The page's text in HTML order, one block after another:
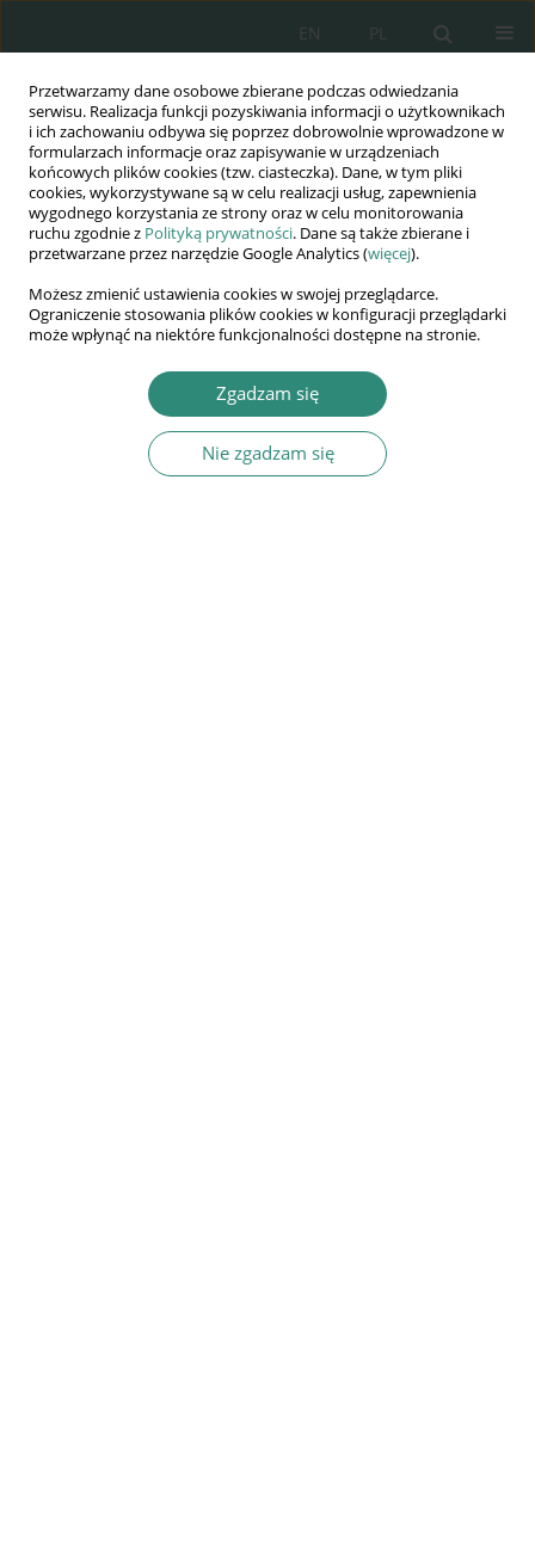
Przetwarzamy dane osobowe zbierane podczas odwiedzania
serwisu. Realizacja funkcji pozyskiwania informacji o użytkownikach
i ich zachowaniu odbywa się poprzez dobrowolnie wprowadzone w
formularzach informacje oraz zapisywanie w urządzeniach
końcowych plików cookies (tzw. ciasteczka). Dane, w tym pliki
cookies, wykorzystywane są w celu realizacji usług, zapewnienia
wygodnego korzystania ze strony oraz w celu monitorowania
ruchu zgodnie z Polityką prywatności. Dane są także zbierane i
przetwarzane przez narzędzie Google Analytics (więcej).
Możesz zmienić ustawienia cookies w swojej przeglądarce.
Ograniczenie stosowania plików cookies w konfiguracji przeglądarki
może wpłynąć na niektóre funkcjonalności dostępne na stronie.
Zgadzam się
Nie zgadzam się
PL
EN
Wydawnictwo
AWSGE
Akademia Nauk Stosowanych
WSGE
im. Alcide De Gasperi
Róża Szafranek
Paranoja polityczna imyślenie spiskowe a decyzje